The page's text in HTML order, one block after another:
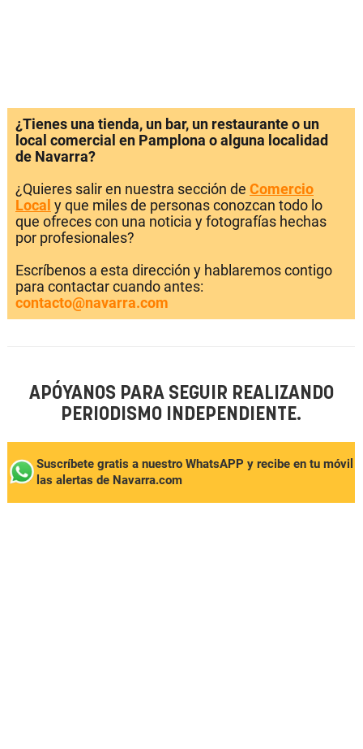
¿Tienes una tienda, un bar, un restaurante o un
local comercial en Pamplona o alguna localidad
de Navarra?
¿Quieres salir en nuestra sección de Comercio
Local y que miles de personas conozcan todo lo
que ofreces con una noticia y fotografías hechas
por profesionales?
Escríbenos a esta dirección y hablaremos contigo
para contactar cuando antes:
contacto@navarra.com
APÓYANOS PARA SEGUIR REALIZANDO
PERIODISMO INDEPENDIENTE.
Suscríbete gratis a nuestro WhatsAPP y recibe en tu móvil
las alertas de Navarra.com